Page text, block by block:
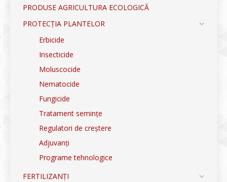
PRODUSE AGRICULTURA ECOLOGICĂ
PROTECȚIA PLANTELOR
Erbicide
Insecticide
Moluscocide
Nematocide
Fungicide
Tratament semințe
Regulatori de creștere
Adjuvanți
Programe tehnologice
FERTILIZANȚI